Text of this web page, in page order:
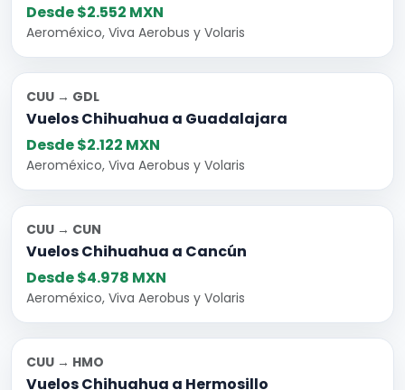
Desde $2.552 MXN
Aeroméxico, Viva Aerobus y Volaris
CUU → GDL
Vuelos Chihuahua a Guadalajara
Desde $2.122 MXN
Aeroméxico, Viva Aerobus y Volaris
CUU → CUN
Vuelos Chihuahua a Cancún
Desde $4.978 MXN
Aeroméxico, Viva Aerobus y Volaris
CUU → HMO
Vuelos Chihuahua a Hermosillo